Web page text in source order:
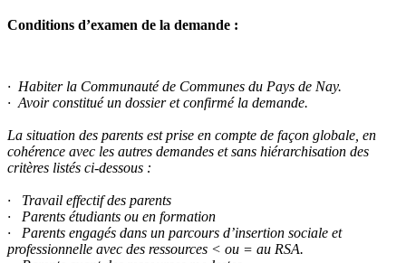
Conditions d’examen de la demande :
· Habiter la Communauté de Communes du Pays de Nay.
· Avoir constitué un dossier et confirmé la demande.
La situation des parents est prise en compte de façon globale, en
cohérence avec les autres demandes et sans hiérarchisation des
critères listés ci-dessous :
· Travail effectif des parents
· Parents étudiants ou en formation
· Parents engagés dans un parcours d’insertion sociale et
professionnelle avec des ressources < ou = au RSA.